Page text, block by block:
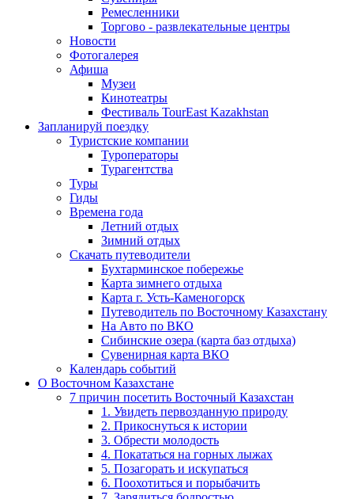
Ремесленники
Торгово - развлекательные центры
Новости
Фотогалерея
Афиша
Музеи
Кинотеатры
Фестиваль TourEast Kazakhstan
Запланируй поездку
Туристские компании
Туроператоры
Турагентства
Туры
Гиды
Времена года
Летний отдых
Зимний отдых
Скачать путеводители
Бухтарминское побережье
Карта зимнего отдыха
Карта г. Усть-Каменогорск
Путеводитель по Восточному Казахстану
На Авто по ВКО
Сибинские озера (карта баз отдыха)
Сувенирная карта ВКО
Календарь событий
О Восточном Казахстане
7 причин посетить Восточный Казахстан
1. Увидеть первозданную природу
2. Прикоснуться к истории
3. Обрести молодость
4. Покататься на горных лыжах
5. Позагорать и искупаться
6. Поохотиться и порыбачить